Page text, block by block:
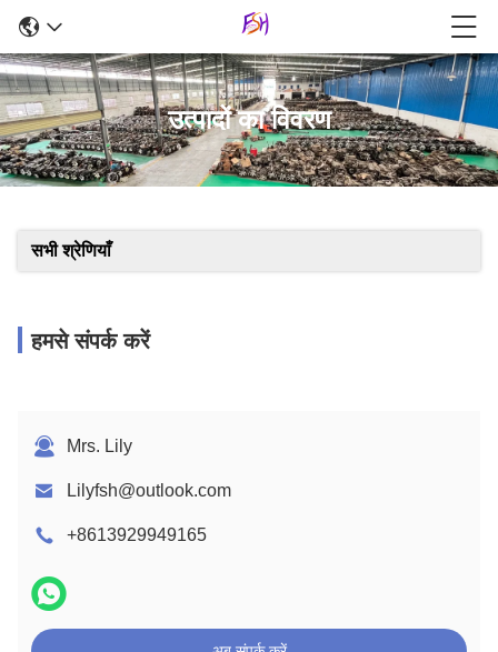
उत्पादों का विवरण
सभी श्रेणियाँ
हमसे संपर्क करें
Mrs. Lily
Lilyfsh@outlook.com
+8613929949165